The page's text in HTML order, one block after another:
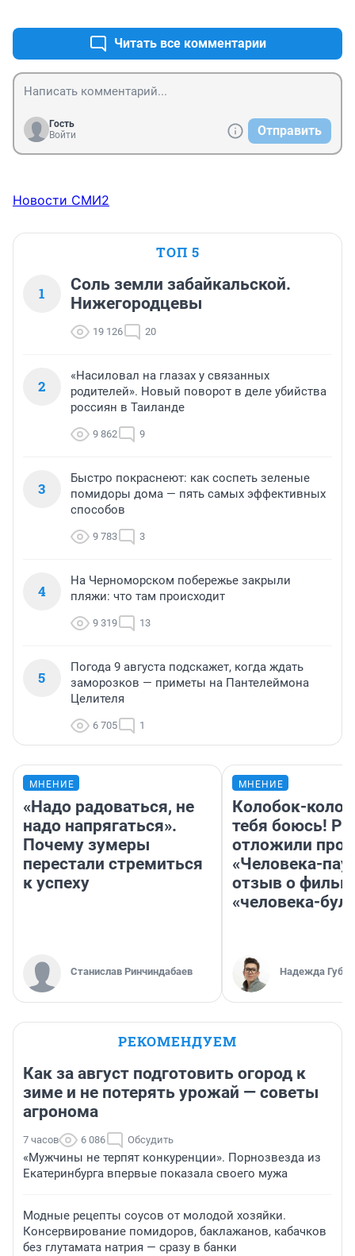
Читать все комментарии
Гость
Войти
Отправить
Новости СМИ2
ТОП 5
1
Соль земли забайкальской.
Нижегородцевы
19 126 20
2
«Насиловал на глазах у связанных
родителей». Новый поворот в деле убийства
россиян в Таиланде
9 862 9
3
Быстро покраснеют: как соспеть зеленые
помидоры дома — пять самых эффективных
способов
9 783 3
4
На Черноморском побережье закрыли
пляжи: что там происходит
9 319 13
5
Погода 9 августа подскажет, когда ждать
заморозков — приметы на Пантелеймона
Целителя
6 705 1
МНЕНИЕ
«Надо радоваться, не
надо напрягаться».
Почему зумеры
перестали стремиться
к успеху
Станислав Ринчиндабаев
МНЕНИЕ
Колобок-
тебя боюсь!
отложили
«Человека-
отзыв о
«человека-
Надежда
РЕКОМЕНДУЕМ
Как за август подготовить огород к
зиме и не потерять урожай — советы
агронома
7 часов 6 086 Обсудить
«Мужчины не терпят конкуренции». Порнозвезда из
Екатеринбурга впервые показала своего мужа
Модные рецепты соусов от молодой хозяйки.
Консервирование помидоров, баклажанов, кабачков
без глутамата натрия — сразу в банки